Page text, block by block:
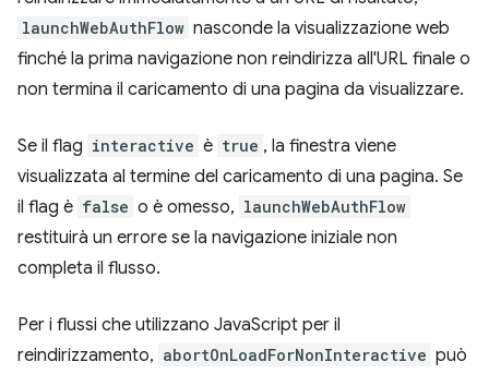
launchWebAuthFlow nasconde la visualizzazione web
finché la prima navigazione non reindirizza all'URL finale o
non termina il caricamento di una pagina da visualizzare.
Se il flag interactive è true , la finestra viene
visualizzata al termine del caricamento di una pagina. Se
il flag è false o è omesso, launchWebAuthFlow
restituirà un errore se la navigazione iniziale non
completa il flusso.
Per i flussi che utilizzano JavaScript per il
reindirizzamento, abortOnLoadForNonInteractive può